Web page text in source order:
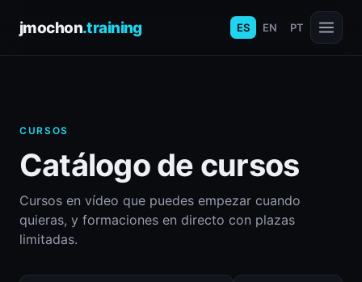
jmochon.training ES EN PT
CURSOS
Catálogo de cursos
Cursos en vídeo que puedes empezar cuando
quieras, y formaciones en directo con plazas
limitadas.